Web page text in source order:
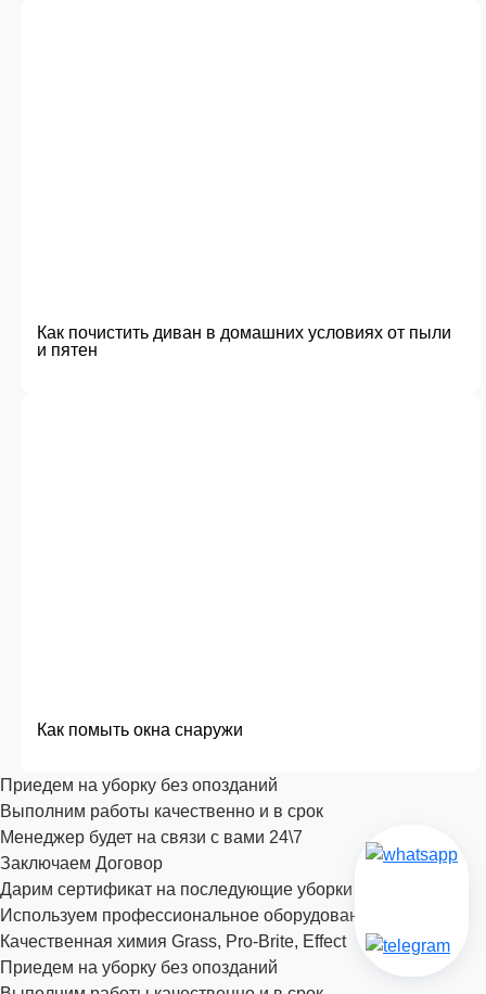
Как почистить диван в домашних условиях от пыли
и пятен
Как помыть окна снаружи
Приедем на уборку без опозданий
Выполним работы качественно и в срок
Менеджер будет на связи с вами 24\7
Заключаем Договор
Дарим сертификат на последующие уборки
Используем профессиональное оборудование
Качественная химия Grass, Pro-Brite, Effect
Приедем на уборку без опозданий